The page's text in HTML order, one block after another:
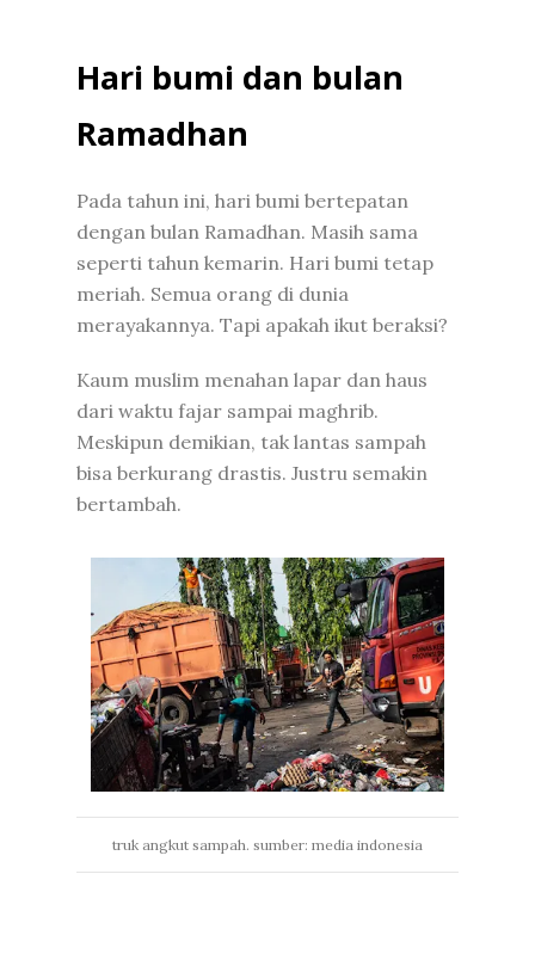
Hari bumi dan bulan
Ramadhan
Pada tahun ini, hari bumi bertepatan
dengan bulan Ramadhan. Masih sama
seperti tahun kemarin. Hari bumi tetap
meriah. Semua orang di dunia
merayakannya. Tapi apakah ikut beraksi?
Kaum muslim menahan lapar dan haus
dari waktu fajar sampai maghrib.
Meskipun demikian, tak lantas sampah
bisa berkurang drastis. Justru semakin
bertambah.
truk angkut sampah. sumber: media indonesia